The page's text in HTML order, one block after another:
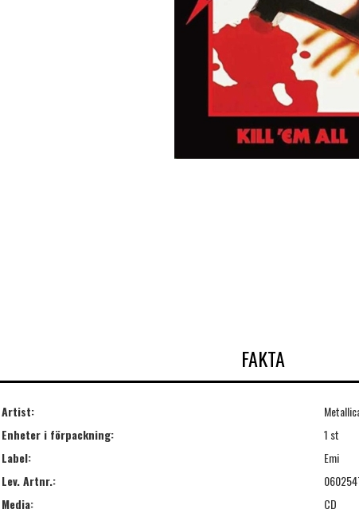
FAKTA
Artist:
Enheter i förpackning:
1 st
Label:
Emi
Lev. Artnr.:
Media:
CD